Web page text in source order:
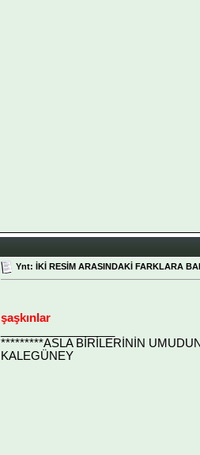
Ynt: İKİ RESİM ARASINDAKİ FARKLARA
şaşkınlar
*********ASLA BİRİLERİNİN
KALEGÜNEY